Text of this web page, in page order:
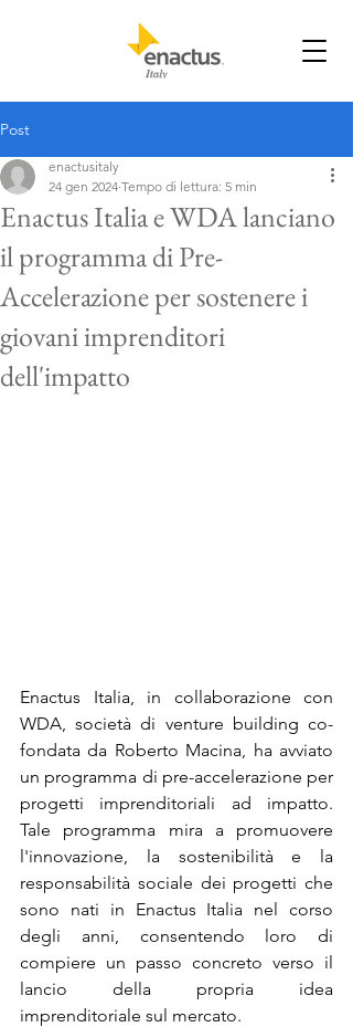
Post
Enactus Italia e WDA lanciano
il programma di Pre-
Accelerazione per sostenere i
giovani imprenditori
dell'impatto
enactusitaly
24 gen 2024 Tempo di lettura: 5 min
Enactus Italia, in collaborazione con
WDA, società di venture building co-
fondata da Roberto Macina, ha avviato
un programma di pre-accelerazione per
progetti imprenditoriali ad impatto.
Tale programma mira a promuovere
l'innovazione, la sostenibilità e la
responsabilità sociale dei progetti che
sono nati in Enactus Italia nel corso
degli anni, consentendo loro di
compiere un passo concreto verso il
lancio della propria idea
imprenditoriale sul mercato.